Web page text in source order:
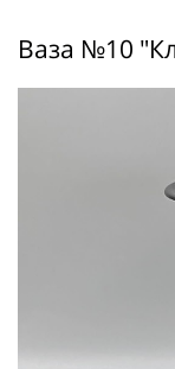
Ваза №10